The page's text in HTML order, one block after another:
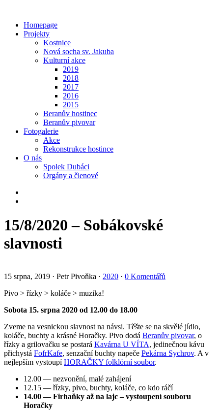
Homepage
Projekty
Kostnice
Nová socha sv. Jakuba
Kulturní akce
2019
2018
2017
2016
2015
Beranův hostinec
Beranův pivovar
Fotogalerie
Akce
Rekonstrukce hostince
O nás
Spolek Dubáci
Orgány a členové
15/8/2020 – Sobákovské
slavnosti
15 srpna, 2019 · Petr Pivoňka · 2020 · 0 Komentářů
Pivo > řízky > koláče > muzika!
Sobota 15. srpna 2020 od 12.00 do 18.00
Zveme na vesnickou slavnost na návsi. Těšte se na skvělé jídlo,
koláče, buchty a krásné Horačky. Pivo dodá Beranův pivovar, o
řízky a grilovačku se postará Kavárna U VÍTA, jedinečnou kávu
přichystá FofrKafe, senzační buchty napeče Pekárna Sychrov. A v
nejlepším vystoupíHORAČKY folklórní soubor.
12.00 — nezvonění, malé zahájení
12.15 — řízky, pivo, buchty, koláče, co kdo ráčí
14.00 — Firhaňky až na lajc – vystoupení souboru
Horačky